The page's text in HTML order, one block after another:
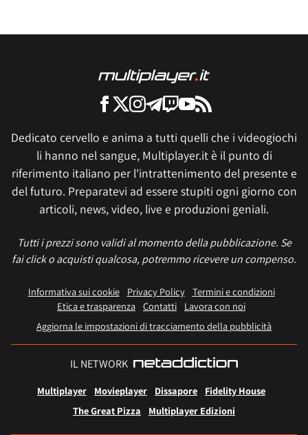
Dedicato cervello e anima a tutti quelli che i videogiochi
li hanno nel sangue, Multiplayer.it è il punto di
riferimento italiano per l'intrattenimento del presente e
del futuro. Preparatevi ad essere stupiti ogni giorno con
articoli, news, video, live e produzioni geniali.
Tutti i prezzi sono validi al momento della pubblicazione. Se
fai click o acquisti qualcosa, potremmo ricevere un compenso.
Informativa sui cookie Privacy Policy
Termini e condizioni
Etica e trasparenza Contatti
Lavora con noi
Aggiorna le impostazioni di tracciamento della pubblicità
IL NETWORK
Multiplayer Movieplayer Dissapore
Fidelity House
The Great Pizza
Multiplayer Edizioni